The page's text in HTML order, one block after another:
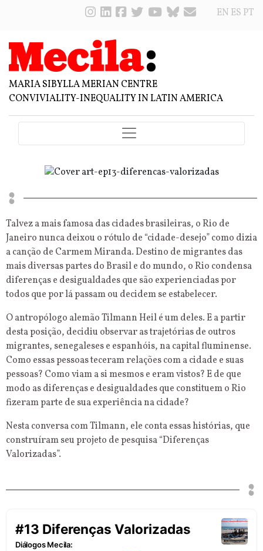
EN ES PT
MARIA SIBYLLA MERIAN CENTRE
CONVIVIALITY-INEQUALITY IN LATIN AMERICA
Talvez a mais famosa das cidades brasileiras, o Rio de
Janeiro nunca deixou o rótulo de “cidade-desejo” como dizia
a canção de Carmem Miranda. Destino de migrantes das
mais diversas partes do Brasil e do mundo, o Rio condensa
diferenças e desigualdades que são experienciadas por
todos que por lá passam ou decidem se estabelecer.
O antropólogo alemão Tilmann Heil é um deles. E a partir
desta posição, decidiu observar as trajetórias de outros
migrantes, senegaleses e espanhóis, na capital fluminense.
Como essas pessoas teceram relações com a cidade e suas
pessoas? Como viam a si mesmos e eram vistos? E de que
modo as diferenças e desigualdades que constituem o Rio
fizeram parte de sua experiência na cidade?
Nesta conversa com Tilmann, ele conta essas histórias, que
construíram seu projeto de pesquisa “Diferenças
Valorizadas”.